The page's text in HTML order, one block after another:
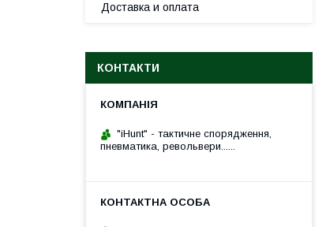
Доставка и оплата
КОНТАКТИ
"iHunt" - тактичне спорядження,
пневматика, револьвери......